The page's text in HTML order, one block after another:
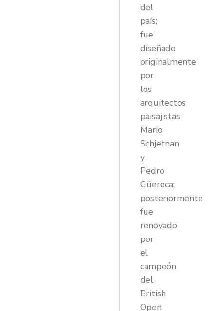
del
país;
fue
diseñado
originalmente
por
los
arquitectos
paisajistas
Mario
Schjetnan
y
Pedro
Güereca;
posteriormente
fue
renovado
por
el
campeón
del
British
Open